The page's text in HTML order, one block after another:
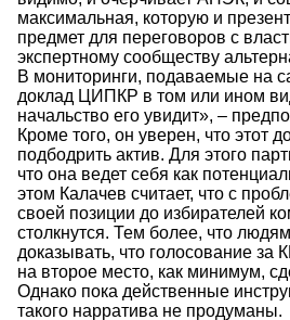
максимальная, которую и
предмет для переговоров с
экспертному сообществу
В мониторинги, подаваемые на
доклад ЦИПКР в том или ином
начальство его увидит», –
Кроме того, он уверен, что этот
подбодрить актив. Для этого
что она ведет себя как
этом Калачев считает, что с
своей позиции до избирателей
столкнутся. Тем более, что
доказывать, что голосование
на второе место, как минимум,
Однако пока действенные
такого нарратива не продуманы.